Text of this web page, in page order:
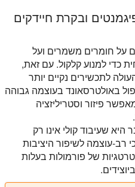
ובקרת חיידקים
על חומרים משמרים ועל
כדי למנוע קלקול. עם זאת,
לתכשירים נקיים יותר
באולטרסאונד בעוצמה גבוהה
פיזור וסטריליזציה
היא שעיבוד קולי אינו רק
רב-עוצמה לשיפור היציבות
של פורמולות בעלות